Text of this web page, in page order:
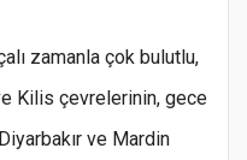
zamanla çok bulutlu,
Kilis çevrelerinin, gece
ve Mardin